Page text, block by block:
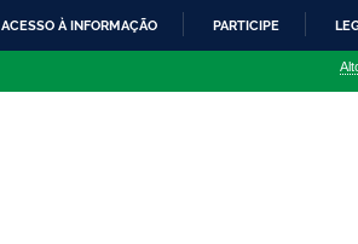
ACESSO À INFORMAÇÃO PARTICIPE